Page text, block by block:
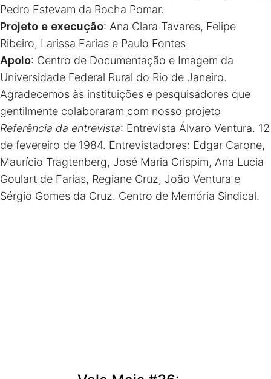
Pedro Estevam da Rocha Pomar.
Projeto e execução: Ana Clara Tavares, Felipe
Ribeiro, Larissa Farias e Paulo Fontes
Apoio: Centro de Documentação e Imagem da
Universidade Federal Rural do Rio de Janeiro.
Agradecemos às instituições e pesquisadores que
gentilmente colaboraram com nosso projeto
Referência da entrevista: Entrevista Álvaro Ventura. 12
de fevereiro de 1984. Entrevistadores: Edgar Carone,
Maurício Tragtenberg, José Maria Crispim, Ana Lucia
Goulart de Farias, Regiane Cruz, João Ventura e
Sérgio Gomes da Cruz. Centro de Memória Sindical.